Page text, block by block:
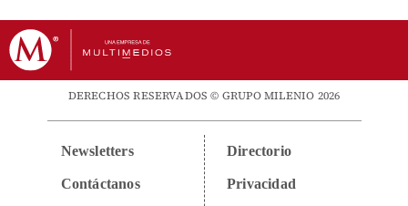
DERECHOS RESERVADOS © GRUPO MILENIO 2026
Newsletters
Contáctanos
Directorio
Privacidad